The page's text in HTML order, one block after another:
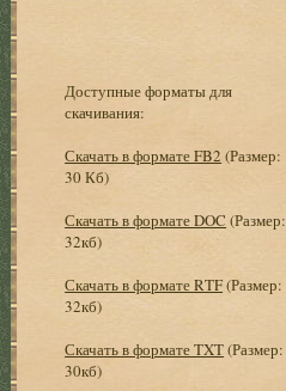
Доступные форматы для
скачивания:
Скачать в формате FB2 (Размер:
30 Кб)
Скачать в формате DOC (Размер:
32кб)
Скачать в формате RTF(Размер:
32кб)
Скачать в формате TXT(Размер:
30кб)